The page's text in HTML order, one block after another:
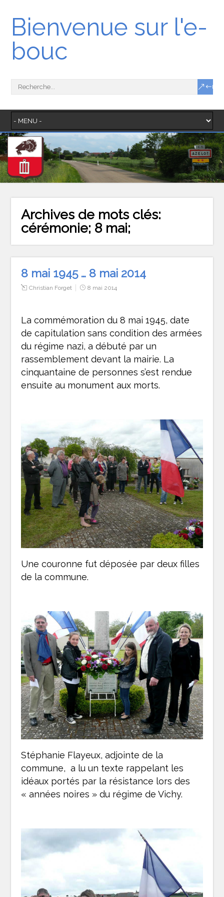
Bienvenue sur l'e-
bouc
Archives de mots clés:
cérémonie; 8 mai;
8 mai 1945 … 8 mai 2014
Christian Forget 8 mai 2014
La commémoration du 8 mai 1945, date
de capitulation sans condition des armées
du régime nazi, a débuté par un
rassemblement devant la mairie. La
cinquantaine de personnes s’est rendue
ensuite au monument aux morts.
Une couronne fut déposée par deux filles
de la commune.
Stéphanie Flayeux, adjointe de la
commune, a lu un texte rappelant les
idéaux portés par la résistance lors des
« années noires » du régime de Vichy.